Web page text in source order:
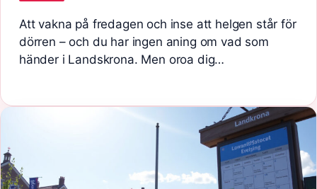
Att vakna på fredagen och inse att helgen står för
dörren – och du har ingen aning om vad som
händer i Landskrona. Men oroa dig…